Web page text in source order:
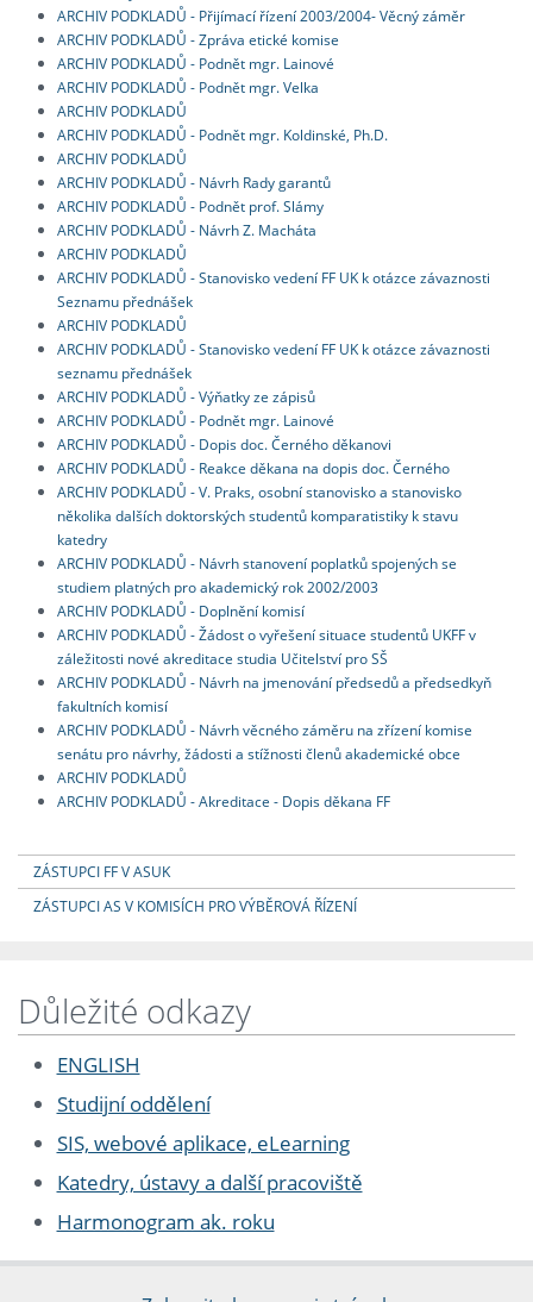
ARCHIV PODKLADŮ - Přijímací řízení 2003/2004- Věcný záměr
ARCHIV PODKLADŮ - Zpráva etické komise
ARCHIV PODKLADŮ - Podnět mgr. Lainové
ARCHIV PODKLADŮ - Podnět mgr. Velka
ARCHIV PODKLADŮ
ARCHIV PODKLADŮ - Podnět mgr. Koldinské, Ph.D.
ARCHIV PODKLADŮ
ARCHIV PODKLADŮ - Návrh Rady garantů
ARCHIV PODKLADŮ - Podnět prof. Slámy
ARCHIV PODKLADŮ - Návrh Z. Macháta
ARCHIV PODKLADŮ
ARCHIV PODKLADŮ - Stanovisko vedení FF UK k otázce závaznosti
Seznamu přednášek
ARCHIV PODKLADŮ
ARCHIV PODKLADŮ - Stanovisko vedení FF UK k otázce závaznosti
seznamu přednášek
ARCHIV PODKLADŮ - Výňatky ze zápisů
ARCHIV PODKLADŮ - Podnět mgr. Lainové
ARCHIV PODKLADŮ - Dopis doc. Černého děkanovi
ARCHIV PODKLADŮ - Reakce děkana na dopis doc. Černého
ARCHIV PODKLADŮ - V. Praks, osobní stanovisko a stanovisko
několika dalších doktorských studentů komparatistiky k stavu
katedry
ARCHIV PODKLADŮ - Návrh stanovení poplatků spojených se
studiem platných pro akademický rok 2002/2003
ARCHIV PODKLADŮ - Doplnění komisí
ARCHIV PODKLADŮ - Žádost o vyřešení situace studentů UKFF v
záležitosti nové akreditace studia Učitelství pro SŠ
ARCHIV PODKLADŮ - Návrh na jmenování předsedů a předsedkyň
fakultních komisí
ARCHIV PODKLADŮ - Návrh věcného záměru na zřízení komise
senátu pro návrhy, žádosti a stížnosti členů akademické obce
ARCHIV PODKLADŮ
ARCHIV PODKLADŮ - Akreditace - Dopis děkana FF
ZÁSTUPCI FF V ASUK
ZÁSTUPCI AS V KOMISÍCH PRO VÝBĚROVÁ ŘÍZENÍ
Důležité odkazy
ENGLISH
Studijní oddělení
SIS, webové aplikace, eLearning
Katedry, ústavy a další pracoviště
Harmonogram ak. roku